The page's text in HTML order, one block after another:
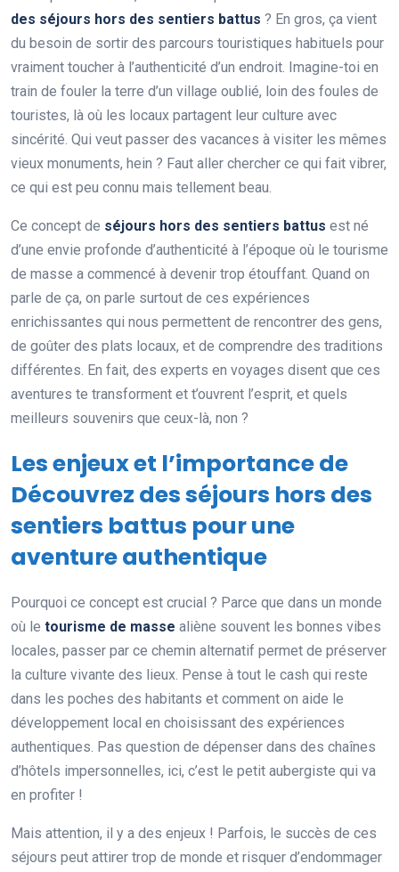
des séjours hors des sentiers battus ? En gros, ça vient
du besoin de sortir des parcours touristiques habituels pour
vraiment toucher à l’authenticité d’un endroit. Imagine-toi en
train de fouler la terre d’un village oublié, loin des foules de
touristes, là où les locaux partagent leur culture avec
sincérité. Qui veut passer des vacances à visiter les mêmes
vieux monuments, hein ? Faut aller chercher ce qui fait vibrer,
ce qui est peu connu mais tellement beau.
Ce concept de séjours hors des sentiers battus est né
d’une envie profonde d’authenticité à l’époque où le tourisme
de masse a commencé à devenir trop étouffant. Quand on
parle de ça, on parle surtout de ces expériences
enrichissantes qui nous permettent de rencontrer des gens,
de goûter des plats locaux, et de comprendre des traditions
différentes. En fait, des experts en voyages disent que ces
aventures te transforment et t’ouvrent l’esprit, et quels
meilleurs souvenirs que ceux-là, non ?
Les enjeux et l’importance de
Découvrez des séjours hors des
sentiers battus pour une
aventure authentique
Pourquoi ce concept est crucial ? Parce que dans un monde
où le tourisme de masse aliène souvent les bonnes vibes
locales, passer par ce chemin alternatif permet de préserver
la culture vivante des lieux. Pense à tout le cash qui reste
dans les poches des habitants et comment on aide le
développement local en choisissant des expériences
authentiques. Pas question de dépenser dans des chaînes
d’hôtels impersonnelles, ici, c’est le petit aubergiste qui va
en profiter !
Mais attention, il y a des enjeux ! Parfois, le succès de ces
séjours peut attirer trop de monde et risquer d’endommager